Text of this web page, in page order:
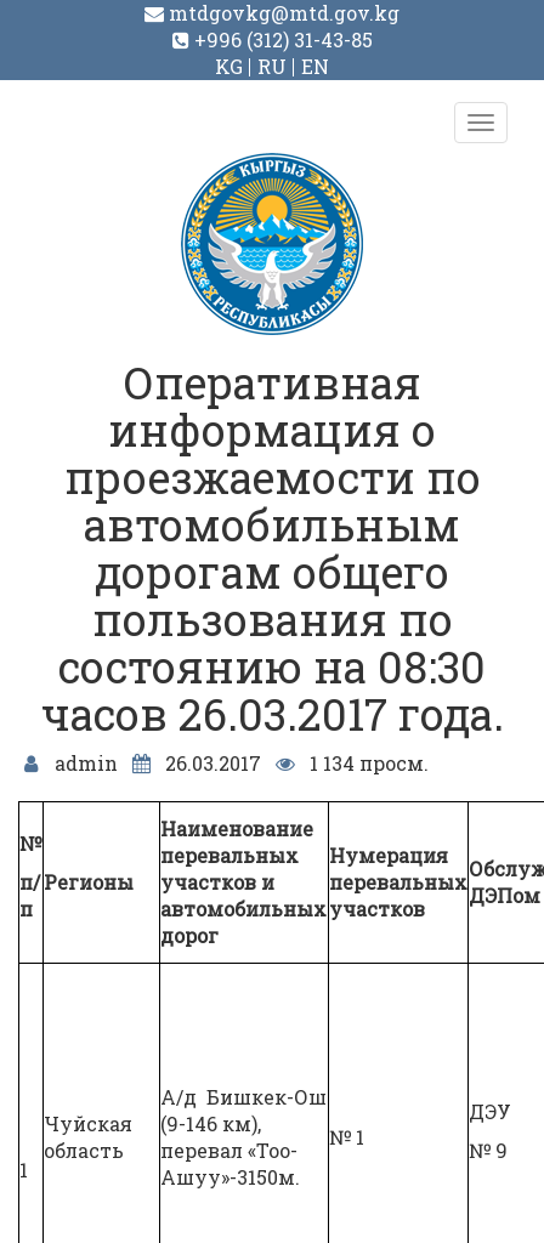
mtdgovkg@mtd.gov.kg
+996 (312) 31-43-85
KG
RU EN
Toggle
Оперативная
информация о
проезжаемости по
автомобильным
дорогам общего
пользования по
состоянию на 08:30
часов 26.03.2017 года.
admin 26.03.2017 1 134 просм.
№
п/
п
Регионы
Наименование
перевальных
участков и
автомобильных
дорог
Нумерация
перевальных
участков
ДЭПом
1
Чуйская
область
А/д Бишкек-Ош
(9-146 км),
перевал «Тоо-
Ашуу»-3150м.
№ 1
ДЭУ
№ 9